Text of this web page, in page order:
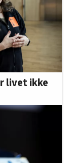
livet ikke